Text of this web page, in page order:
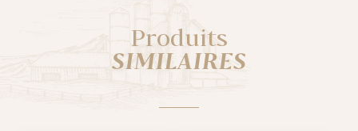
Produits
SIMILAIRES